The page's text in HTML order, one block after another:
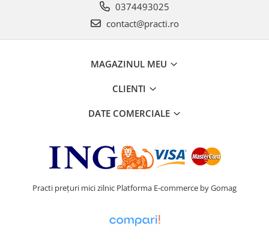
0374493025
contact@practi.ro
MAGAZINUL MEU
CLIENTI
DATE COMERCIALE
Practi prețuri mici zilnic Platforma E-commerce by Gomag